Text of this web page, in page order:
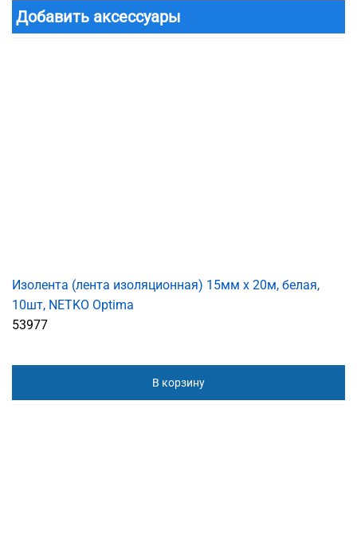
Добавить аксессуары
Изолента (лента изоляционная) 15мм х 20м, белая,
10шт, NETKO Optima
53977
В корзину